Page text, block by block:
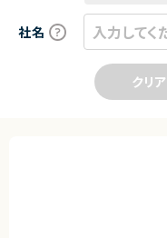
社名
クリア